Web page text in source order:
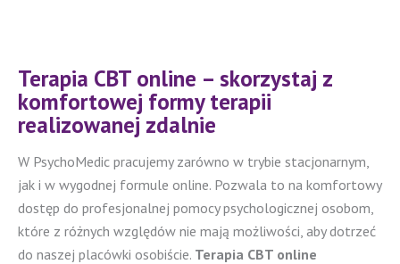
Terapia CBT online – skorzystaj z
komfortowej formy terapii
realizowanej zdalnie
W PsychoMedic pracujemy zarówno w trybie stacjonarnym,
jak i w wygodnej formule online. Pozwala to na komfortowy
dostęp do profesjonalnej pomocy psychologicznej osobom,
które z różnych względów nie mają możliwości, aby dotrzeć
do naszej placówki osobiście. Terapia CBT online